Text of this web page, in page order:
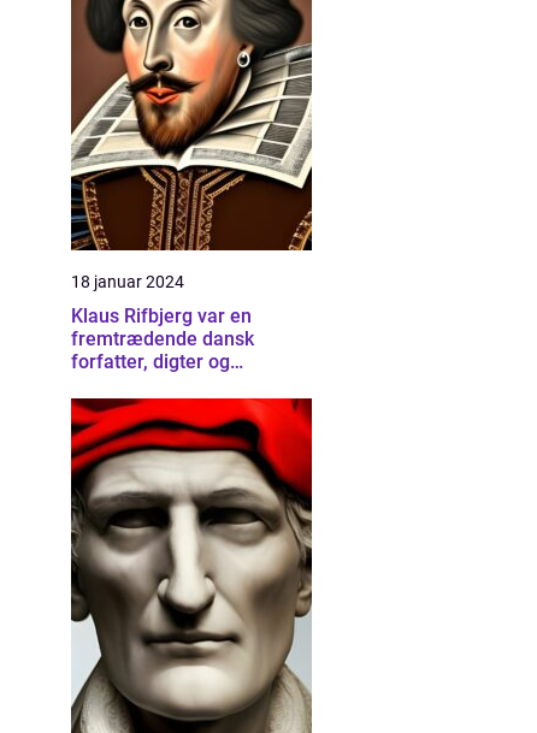
18 januar 2024
Klaus Rifbjerg var en
fremtrædende dansk
forfatter, digter og
til dansk litteratur har gjort
ham til en af de mest
respekterede skikkelser
inden for skriftlig kunst